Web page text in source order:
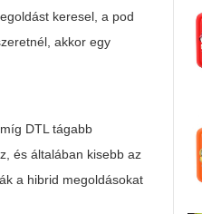
keresel, a pod
akkor egy
DTL tágabb
és általában kisebb az
a hibrid megoldásokat